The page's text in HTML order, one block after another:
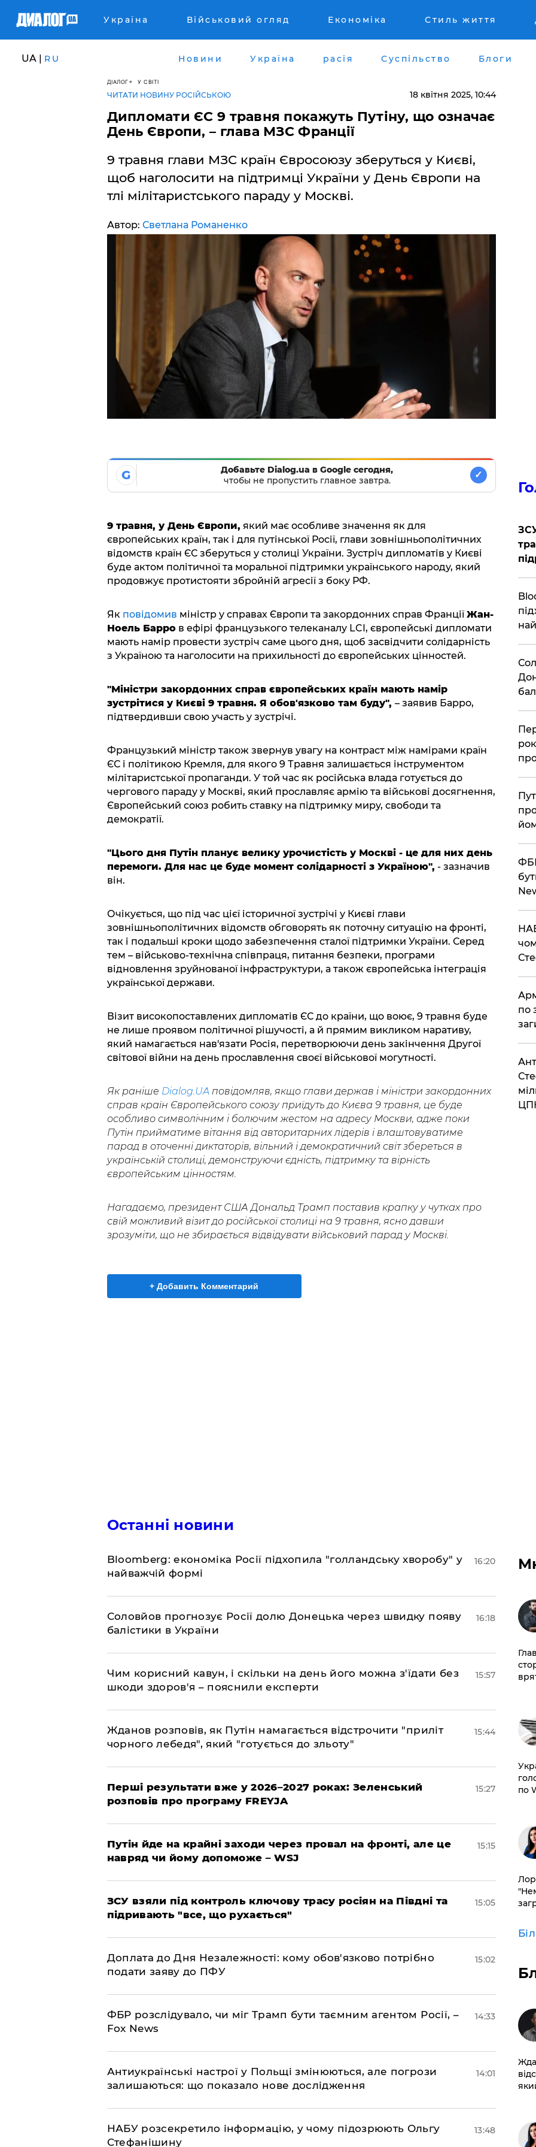
Україна Військовий огляд Економіка Стиль життя
UA | RU Новини Україна расія Суспільство Блоги
ДІАЛОГ У СВІТІ
ЧИТАТИ НОВИНУ РОСІЙСЬКОЮ 18 квітня 2025, 10:44
Дипломати ЄС 9 травня покажуть Путіну, що означає
День Європи, – глава МЗС Франції
9 травня глави МЗС країн Євросоюзу зберуться у Києві,
щоб наголосити на підтримці України у День Європи на
тлі мілітаристського параду у Москві.
Автор: Светлана Романенко
G
Добавьте Dialog.ua в Google сегодня,
чтобы не пропустить главное завтра.
✓
9 травня, у День Європи, який має особливе значення як для
європейських країн, так і для путінської Росії, глави зовнішньополітичних
відомств країн ЄС зберуться у столиці України. Зустріч дипломатів у Києві
буде актом політичної та моральної підтримки українського народу, який
продовжує протистояти збройній агресії з боку РФ.
Як повідомив міністр у справах Європи та закордонних справ Франції Жан-
Ноель Барров ефірі французького телеканалу LCI, європейські дипломати
мають намір провести зустріч саме цього дня, щоб засвідчити солідарність
з Україною та наголосити на прихильності до європейських цінностей.
"Міністри закордонних справ європейських країн мають намір
зустрітися у Києві 9 травня. Я обов'язково там буду", – заявив Барро,
підтвердивши свою участь у зустрічі.
Французький міністр також звернув увагу на контраст між намірами країн
ЄС і політикою Кремля, для якого 9 Травня залишається інструментом
мілітаристської пропаганди. У той час як російська влада готується до
чергового параду у Москві, який прославляє армію та військові досягнення,
Європейський союз робить ставку на підтримку миру, свободи та
демократії.
"Цього дня Путін планує велику урочистість у Москві - це для них день
перемоги. Для нас це буде момент солідарності з Україною", - зазначив
він.
Очікується, що під час цієї історичної зустрічі у Києві глави
зовнішньополітичних відомств обговорять як поточну ситуацію на фронті,
так і подальші кроки щодо забезпечення сталої підтримки України. Серед
тем – військово-технічна співпраця, питання безпеки, програми
відновлення зруйнованої інфраструктури, а також європейська інтеграція
української держави.
Візит високопоставлених дипломатів ЄС до країни, що воює, 9 травня буде
не лише проявом політичної рішучості, а й прямим викликом наративу,
який намагається нав'язати Росія, перетворюючи день закінчення Другої
світової війни на день прославлення своєї військової могутності.
Як раніше Dialog.UAповідомляв, якщо глави держав і міністри закордонних
справ країн Європейського союзу приїдуть до Києва 9 травня, це буде
особливо символічним і болючим жестом на адресу Москви, адже поки
Путін прийматиме вітання від авторитарних лідерів і влаштовуватиме
парад в оточенні диктаторів, вільний і демократичний світ збереться в
українській столиці, демонструючи єдність, підтримку та вірність
європейським цінностям.
Нагадаємо, президент США Дональд Трамп поставив крапку у чутках про
свій можливий візит до російської столиці на 9 травня, ясно давши
зрозуміти, що не збирається відвідувати військовий парад у Москві.
+ Добавить Комментарий
Останні новини
Bloomberg: економіка Росії підхопила "голландську хворобу" у
найважчій формі
16:20
Соловйов прогнозує Росії долю Донецька через швидку появу
балістики в України
16:18
Чим корисний кавун, і скільки на день його можна з'їдати без
шкоди здоров'я – пояснили експерти
15:57
Жданов розповів, як Путін намагається відстрочити "приліт
чорного лебедя", який "готується до зльоту"
15:44
Перші результати вже у 2026–2027 роках: Зеленський
розповів про програму FREYJA
15:27
Путін йде на крайні заходи через провал на фронті, але це
навряд чи йому допоможе – WSJ
15:15
ЗСУ взяли під контроль ключову трасу росіян на Півдні та
підривають "все, що рухається"
15:05
Доплата до Дня Незалежності: кому обов'язково потрібно
подати заяву до ПФУ
15:02
ФБР розслідувало, чи міг Трамп бути таємним агентом Росії, –
Fox News
14:33
Антиукраїнські настрої у Польщі змінюються, але погрози
залишаються: що показало нове дослідження
14:01
НАБУ розсекретило інформацію, у чому підозрюють Ольгу
Стефанішину
13:48
по
по